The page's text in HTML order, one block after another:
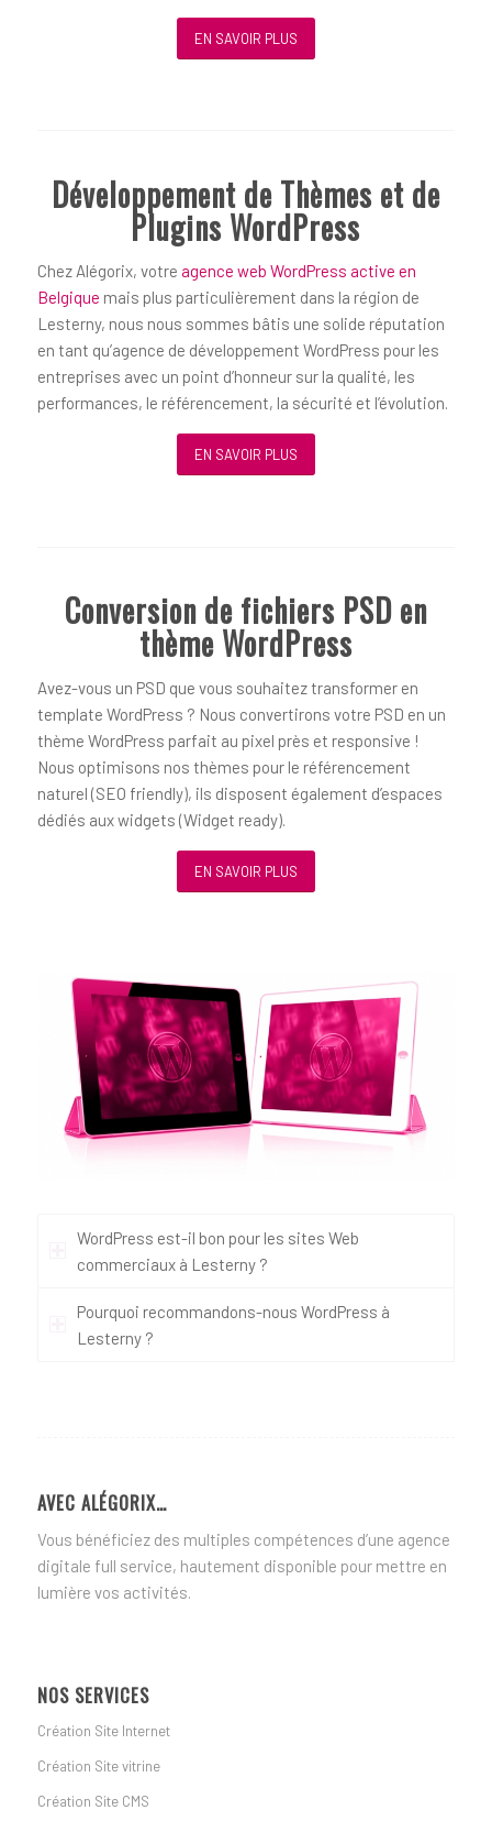
EN SAVOIR PLUS
Développement de Thèmes et de
Plugins WordPress
Chez Alégorix, votre agence web WordPress active en
Belgique mais plus particulièrement dans la région de
Lesterny, nous nous sommes bâtis une solide réputation
en tant qu’agence de développement WordPress pour les
entreprises avec un point d’honneur sur la qualité, les
performances, le référencement, la sécurité et l’évolution.
EN SAVOIR PLUS
Conversion de fichiers PSD en
thème WordPress
Avez-vous un PSD que vous souhaitez transformer en
template WordPress ? Nous convertirons votre PSD en un
thème WordPress parfait au pixel près et responsive !
Nous optimisons nos thèmes pour le référencement
naturel (SEO friendly), ils disposent également d’espaces
dédiés aux widgets (Widget ready).
EN SAVOIR PLUS
WordPress est-il bon pour les sites Web
commerciaux à Lesterny ?
Pourquoi recommandons-nous WordPress à
Lesterny ?
AVEC ALÉGORIX…
Vous bénéficiez des multiples compétences d’une agence
digitale full service, hautement disponible pour mettre en
lumière vos activités.
NOS SERVICES
Création Site Internet
Création Site vitrine
Création Site CMS